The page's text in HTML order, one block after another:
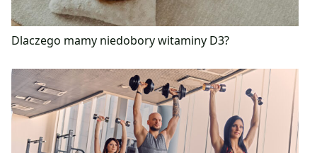
Dlaczego mamy niedobory witaminy D3?